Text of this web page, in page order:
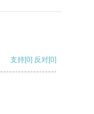
支持[0] 反对[0]